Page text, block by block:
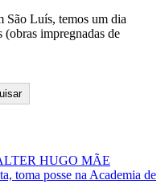
Luís, temos um dia
(obras impregnadas de
HUGO MÃE
posse na Academia de